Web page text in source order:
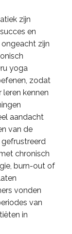
zijn
en
zijn
yoga
zodat
kennen
aandacht
van de
chronisch
burn-out of
vonden
van
in